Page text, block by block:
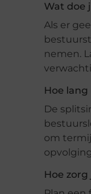
Wat doe
Als er
nemen.
Hoe
De
om
Hoe